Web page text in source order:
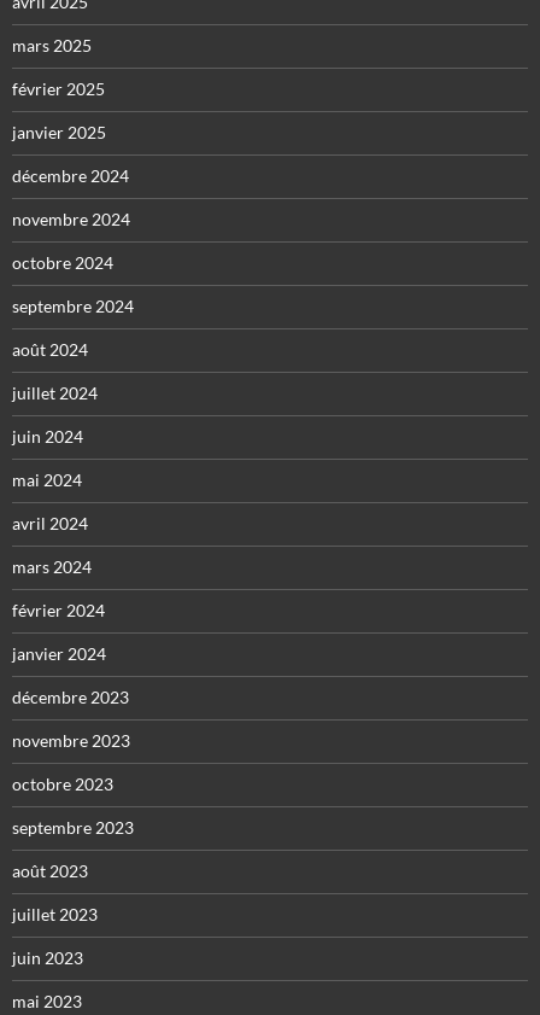
mars 2025
février 2025
janvier 2025
décembre 2024
novembre 2024
octobre 2024
septembre 2024
août 2024
juillet 2024
juin 2024
mai 2024
avril 2024
mars 2024
février 2024
janvier 2024
décembre 2023
novembre 2023
octobre 2023
septembre 2023
août 2023
juillet 2023
juin 2023
mai 2023